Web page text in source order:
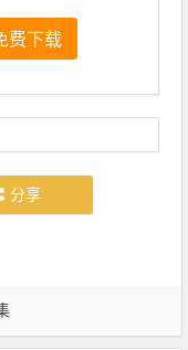
费下载
分享